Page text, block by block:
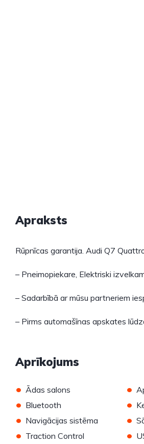
Apraksts
Rūpnīcas garantija. Audi Q7
– Pneimopiekare, Elektriski
– Sadarbībā ar mūsu partneriem
– Pirms automašīnas apskates
Aprīkojums
• Ādas salons •
• Bluetooth •
• Navigācijas sistēma •
• Traction Control •